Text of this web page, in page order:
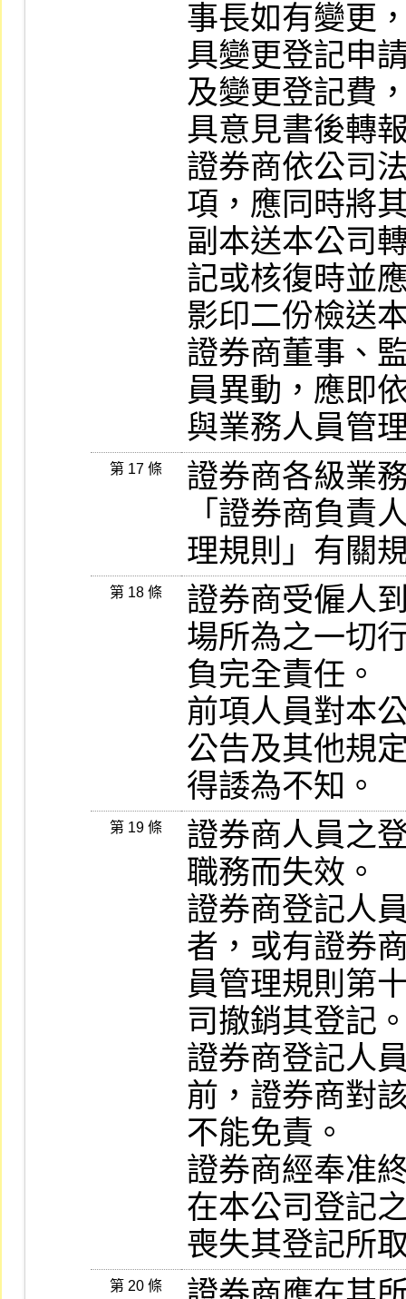
事長如有變更
具變更登記申
及變更登記費
具意見書後轉
證券商依公司
項，應同時將
副本送本公司
記或核復時並
影印二份檢送
證券商董事、
員異動，應即
與業務人員管
第 17 條
證券商各級業
「證券商負責
理規則」有關
第 18 條
證券商受僱人
場所為之一切
負完全責任。
前項人員對本
公告及其他規
得諉為不知。
第 19 條
證券商人員之
職務而失
證券商登記人
者，或有證券
員管理規則第
司撤銷其
證券商登記人
前，證券商對
不
證券商經奉准
在本公司登記
喪失其登記所
第 20 條